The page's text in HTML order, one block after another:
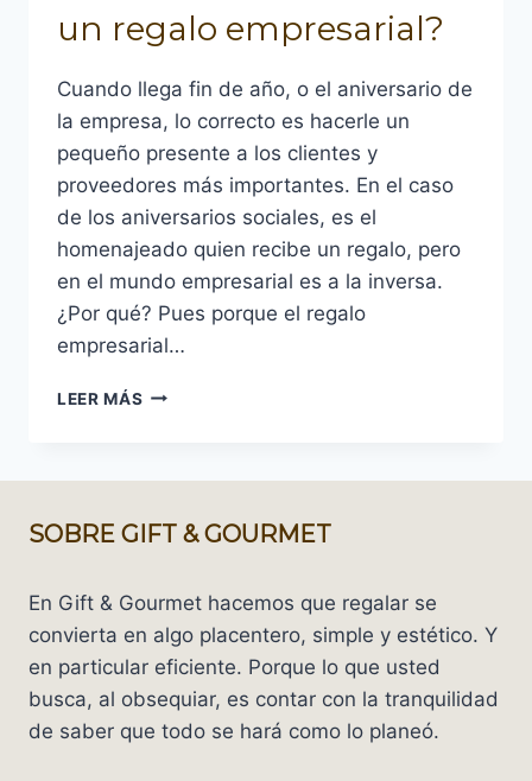
un regalo empresarial?
Cuando llega fin de año, o el aniversario de
la empresa, lo correcto es hacerle un
pequeño presente a los clientes y
proveedores más importantes. En el caso
de los aniversarios sociales, es el
homenajeado quien recibe un regalo, pero
en el mundo empresarial es a la inversa.
¿Por qué? Pues porque el regalo
empresarial…
LEER MÁS ¿QUÉ
REGALO
SOBRE GIFT & GOURMET
En Gift & Gourmet hacemos que regalar se
convierta en algo placentero, simple y estético. Y
en particular eficiente. Porque lo que usted
busca, al obsequiar, es contar con la tranquilidad
de saber que todo se hará como lo planeó.